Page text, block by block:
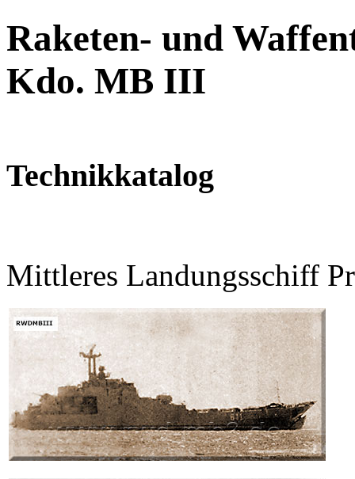
Raketen- und
Kdo. MB III
Technikkatalog
Mittleres Landungsschiff